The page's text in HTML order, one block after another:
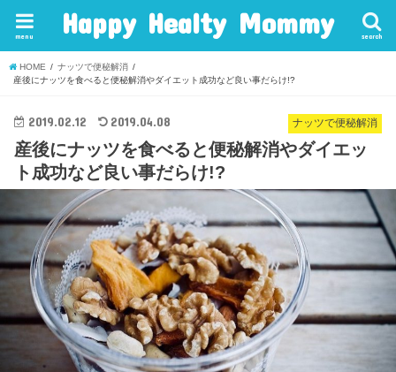
Happy Healty Mommy search
menu
HOME
ナッツで便秘解消
産後にナッツを食べると便秘解消やダイエット成功など良い事だらけ!?
ナッツで便秘解消
2019.02.12 2019.04.08
産後にナッツを食べると便秘解消やダイエッ
ト成功など良い事だらけ!?